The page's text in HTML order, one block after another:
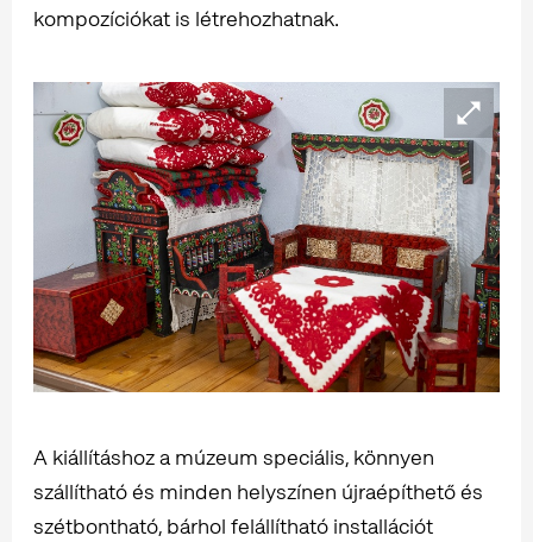
kompozíciókat is létrehozhatnak.
A kiállításhoz a múzeum speciális, könnyen
szállítható és minden helyszínen újraépíthető és
szétbontható, bárhol felállítható installációt